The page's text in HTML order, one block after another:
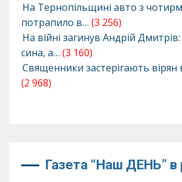
На Тернопільщині авто з
потрапило в… (3 256)
На війні загинув Андрій
сина, а… (3 160)
Священники застерігають вірян
(2 968)
Газета “Наш ДЕНЬ” в